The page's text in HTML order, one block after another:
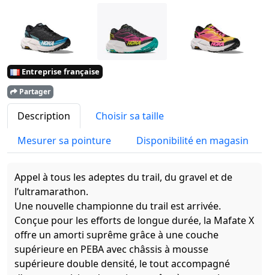
Entreprise française
Partager
Description
Choisir sa taille
Mesurer sa pointure
Disponibilité en magasin
Appel à tous les adeptes du trail, du gravel et de
l’ultramarathon.
Une nouvelle championne du trail est arrivée.
Conçue pour les efforts de longue durée, la Mafate X
offre un amorti suprême grâce à une couche
supérieure en PEBA avec châssis à mousse
supérieure double densité, le tout accompagné